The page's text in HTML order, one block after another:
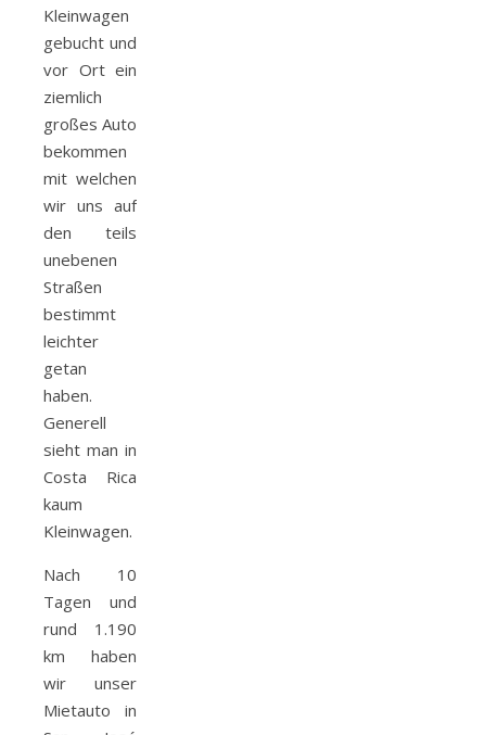
Kleinwagen
gebucht und
vor Ort ein
ziemlich
großes Auto
bekommen
mit welchen
wir uns auf
den teils
unebenen
Straßen
bestimmt
leichter
getan
haben.
Generell
sieht man in
Costa Rica
kaum
Kleinwagen.
Nach 10
Tagen und
rund 1.190
km haben
wir unser
Mietauto in